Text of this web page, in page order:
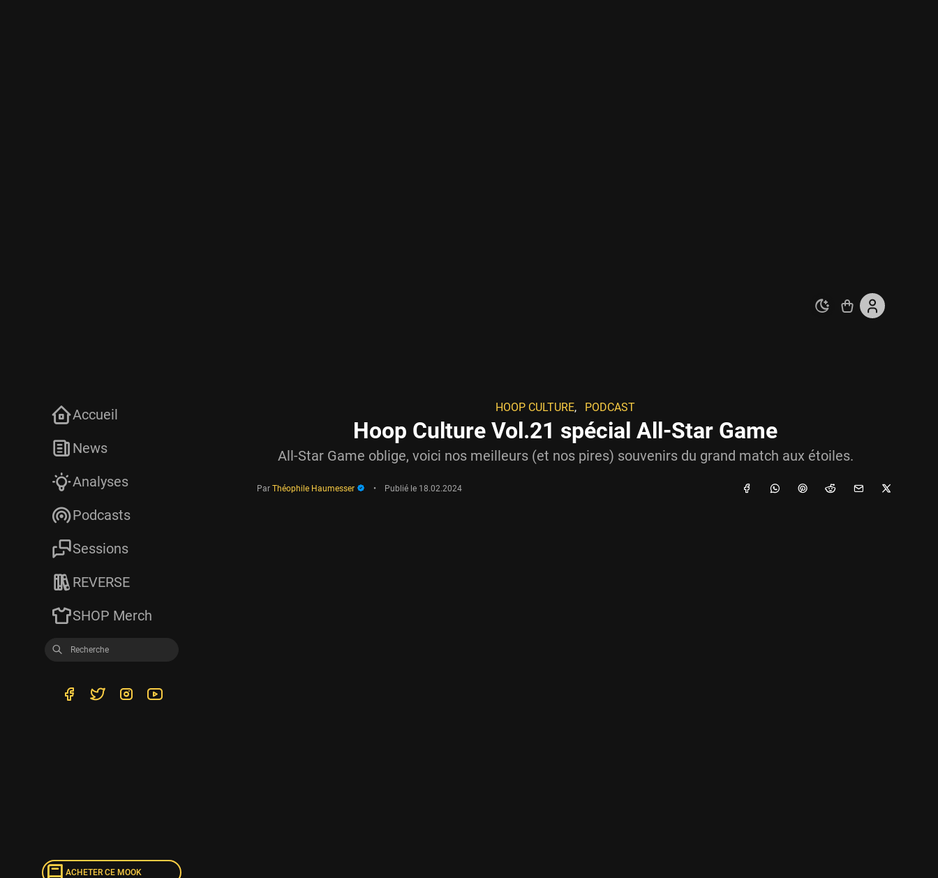
HOOP CULTURE, PODCAST
Hoop Culture Vol.21 spécial All-Star Game
All-Star Game oblige, voici nos meilleurs (et nos pires) souvenirs du grand match aux étoiles.
Par Théophile Haumesser • Publié le 18.02.2024
Accueil
News
Analyses
Podcasts
Sessions
REVERSE
SHOP Merch
ACHETER CE MOOK